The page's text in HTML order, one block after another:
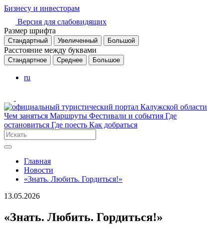
Бизнесу и инвесторам
Версия для слабовидящих
Размер шрифта
Стандартный Увеличенный Большой
Расстояние между буквами
Стандартное Среднее Большое
ru
Чем заняться Маршруты Фестивали и события Где
остановиться Где поесть Как добраться
Главная
Новости
«Знать. Любить. Гордиться!»
13.05.2026
«Знать. Любить. Гордиться!»